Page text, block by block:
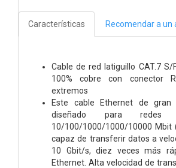
Características Recomendar a un
Cable de red latiguillo CAT.7 S/
100% cobre con conector
extremos
Este cable Ethernet de gran
diseñado para redes
10/100/1000/1000/10000 Mbit
capaz de transferir datos a
10 Gbit/s, diez veces más
Ethernet. Alta velocidad de